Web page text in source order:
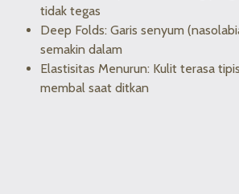
tidak tegas
Deep Folds: Garis senyum
semakin dalam
Elastisitas Menurun: Kulit terasa
membal saat ditkan